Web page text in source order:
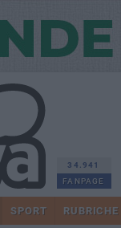
34.941
FANPAGE
SPORT RUBRICHE